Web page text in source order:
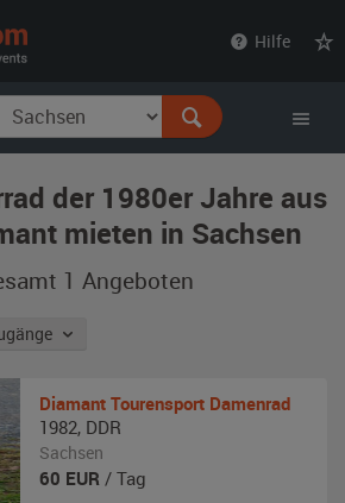
Hilfe
der 1980er Jahre aus
mieten in Sachsen
1 Angeboten
Neuzugänge
Diamant Tourensport Damenrad
1982, DDR
Sachsen
60 EUR / Tag